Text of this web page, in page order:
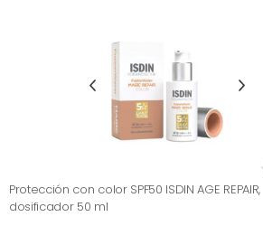
Protección con color SPF50 ISDIN AGE REPAIR,
dosificador 50 ml